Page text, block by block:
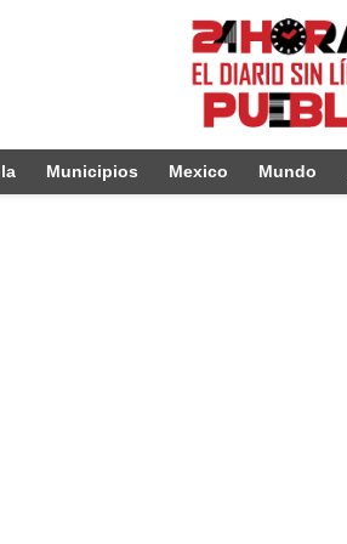
Municipios Mexico Mundo